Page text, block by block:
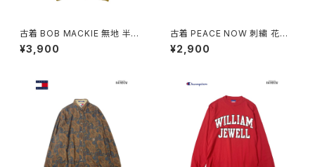
古着 BOB MACKIE 無地 半袖
ニット マスタード 黄 (ttu25090
76)
¥3,900
古着 PEACE NOW 刺繍 花柄
コットン 長袖 ブラウス 紫 (ttu2
501035)
¥2,900